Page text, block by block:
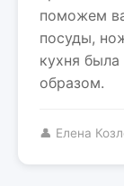
поможем
посуды,
кухня
образом.
👤 Елена